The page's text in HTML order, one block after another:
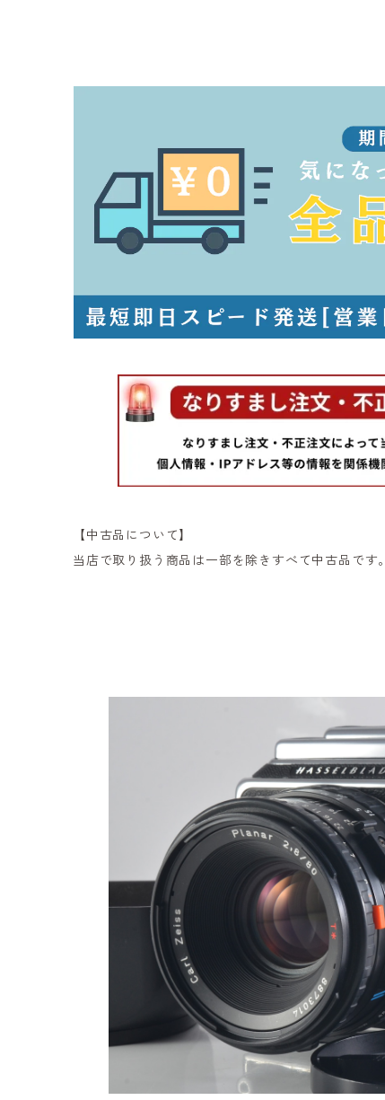
【中古品について】
当店で取り扱う商品は一部を除きすべて中古品です。